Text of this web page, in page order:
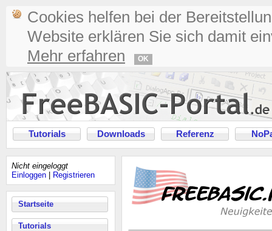
Cookies helfen bei der
Website erklären Sie sich damit
Mehr erfahren
OK
Tutorials Downloads Referenz
Nicht eingeloggt
Einloggen
Registrieren
Startseite
Tutorials